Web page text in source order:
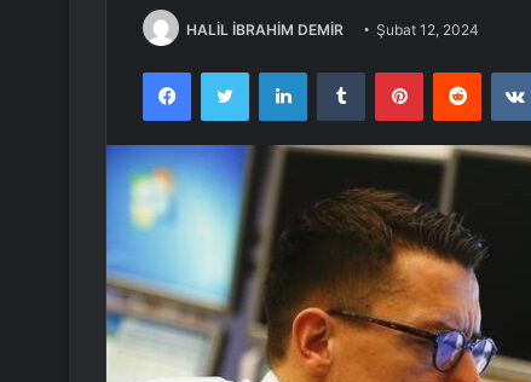
HALİL İBRAHİM DEMİR Şubat 12, 2024
FacebookTwitter LinkedInTumblr PinterestReddit